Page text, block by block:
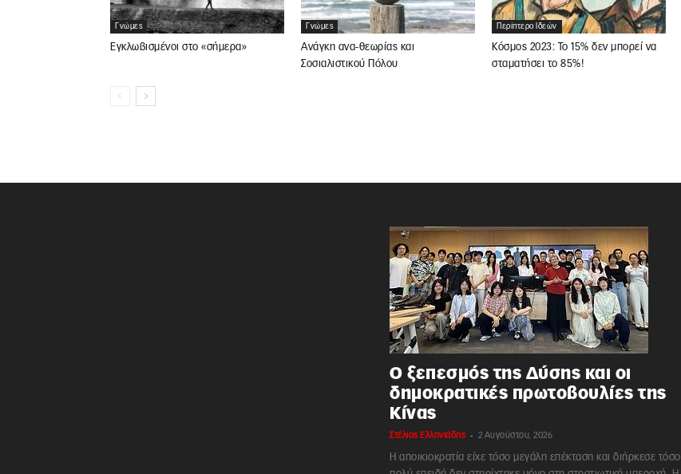
Γνώμες
Εγκλωβισμένοι στο «σήμερα»
Γνώμες
Ανάγκη ανα-θεωρίας και
Σοσιαλιστικού Πόλου
Περίπτερο Ιδεών
Κόσμος 2023: Το 15% δεν μπορεί να
σταματήσει το 85%!
Ο ξεπεσμός της Δύσης και οι
δημοκρατικές πρωτοβουλίες της
Κίνας
Στέλιος Ελληνιάδης - 2 Αυγούστου, 2026
Η αποικιοκρατία είχε τόσο μεγάλη επέκταση και διήρκεσε τόσο